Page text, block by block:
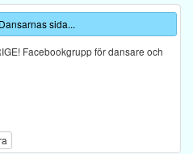
sida...
Facebookgrupp för dansare och